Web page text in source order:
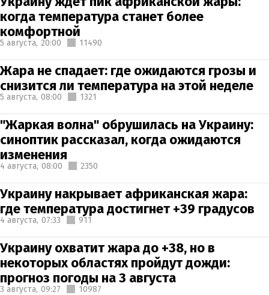
когда температура станет более
комфортной
5 августа, 20:00 11490
Жара не спадает: где ожидаются грозы и
снизится ли температура на этой неделе
5 августа, 08:00 1321
"Жаркая волна" обрушилась на Украину:
синоптик рассказал, когда ожидаются
изменения
4 августа, 08:00 2350
Украину накрывает африканская жара:
где температура достигнет +39 градусов
4 августа, 07:33 911
Украину охватит жара до +38, но в
некоторых областях пройдут дожди:
прогноз погоды на 3 августа
3 августа, 09:27 10987